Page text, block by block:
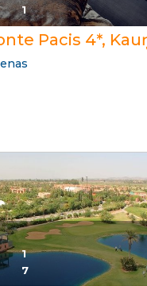
1
Pacis 4*,
1
7